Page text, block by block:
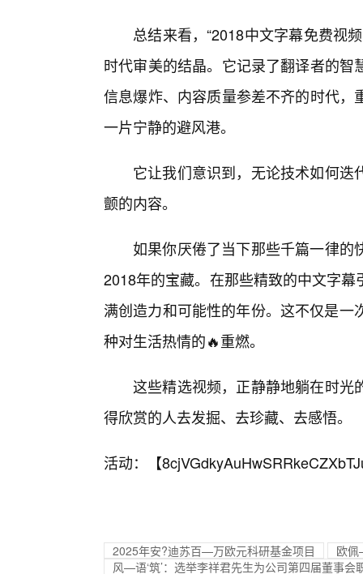
总结来看，“2018中文字幕免费视
时代审美的结晶。它记录了翻译者的
信息爆炸、内容质量参差不齐的时代
一片宁静的避风港。
它让我们意识到，无论技术如何
颤的内容。
如果你厌倦了当下那些千篇一律的
2018年的宝藏。在那些精致的中文字
满创造力和可能性的年份。这不仅是
种对生活热情的🔥重燃。
这些精选视频，正静静地躺在时光
得欣赏的人去发掘、去珍藏、去感悟。
活动：【
2025年安?迪苏百—万欧元科研基金项目
欧
风—语‘筑’：选举李祥君先生为公司第四届董事会